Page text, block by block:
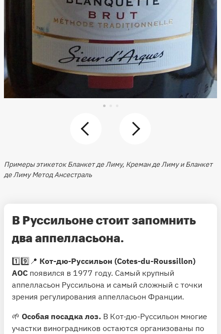
Примеры этикеток Бланкет де Лиму, Креман де Лиму и Бланкет
де Лиму Метод Ансестраль
В Руссильоне стоит запомнить
два аппелласьона.
1️⃣9️⃣📍 Кот-дю-Руссильон (Cotes-du-Roussillon)
АОС появился в 1977 году. Самый крупный
аппелласьон Руссильона и самый сложный с точки
зрения регулирования аппелласьон Франции.
🌱 Особая посадка лоз. В Кот-дю-Руссильон многие
участки виноградников остаются организованы по